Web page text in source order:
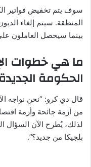
سوف يتم تخفيض فواتير
المنطقة. سيتم إلغاء
بينما سيحصل العاملون على
ما هي خطوات
الحكومة
قال دي كرو: “نحن نواجه
من أزمة جائحة وأزمة
لذلك، يُطرح الآن السؤال
بلجيكا من جديد؟”.